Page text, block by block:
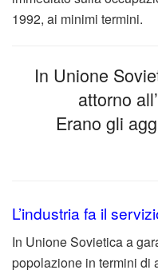
1992, ai minimi termini.
In Unione
attorno
Erano gli
L’industria fa il
In Unione Sovietica a
popolazione in termini di